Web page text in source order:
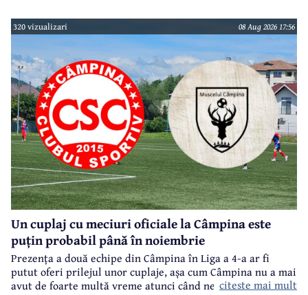
320 vizualizari 08 Aug 2026 17:56
Un cuplaj cu meciuri oficiale la Câmpina este
puțin probabil până în noiembrie
Prezența a două echipe din Câmpina în Liga a 4-a ar fi
putut oferi prilejul unor cuplaje, așa cum Câmpina nu a mai
avut de foarte multă vreme atunci când ne referim la
citeste mai mult